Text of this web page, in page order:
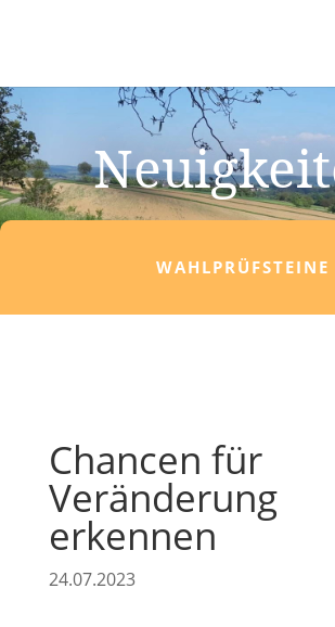
WAHLPRÜFSTEINE
Chancen für
Veränderung
erkennen
24.07.2023